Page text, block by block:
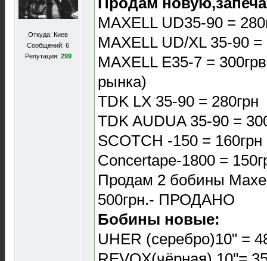
Откуда: Киев
Сообщений: 6
Репутация: 299
MAXELL UD35-90 =
MAXELL UD/XL 35-90 =
MAXELL E35-7 =
рынка)
TDK LX 35-90 = 280грн
TDK AUDUA 35-90 =
SCOTCH -150 = 160грн
Concertape-1800 =
Продам 2 бобины
500грн.- ПРОДАНО
Бобины новые:
UHER (серебро)10" =